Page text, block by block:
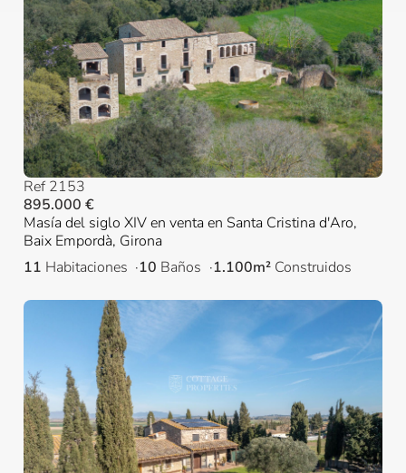
Ref 2153
895.000 €
Masía del siglo XIV en venta en Santa Cristina d'Aro,
Baix Empordà, Girona
11 Habitaciones 10 Baños 1.100m² Construidos